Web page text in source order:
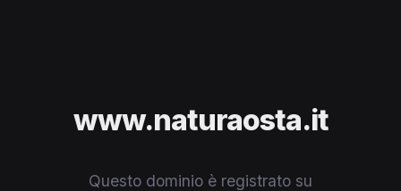
www.naturaosta.it
Questo dominio è registrato su